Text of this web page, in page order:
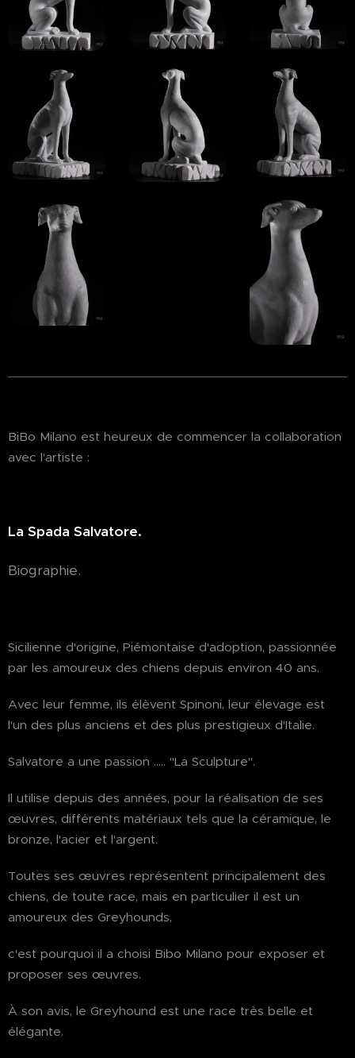
BiBo Milano est heureux de commencer la collaboration
avec l'artiste :
La Spada Salvatore.
Biographie.
Sicilienne d'origine, Piémontaise d'adoption, passionnée
par les amoureux des chiens depuis environ 40 ans.
Avec leur femme, ils élèvent Spinoni, leur élevage est
l'un des plus anciens et des plus prestigieux d'Italie.
Salvatore a une passion ..... "La Sculpture".
Il utilise depuis des années, pour la réalisation de ses
œuvres, différents matériaux tels que la céramique, le
bronze, l'acier et l'argent.
Toutes ses œuvres représentent principalement des
chiens, de toute race, mais en particulier il est un
amoureux des Greyhounds,
c'est pourquoi il a choisi Bibo Milano pour exposer et
proposer ses œuvres.
À son avis, le Greyhound est une race très belle et
élégante.